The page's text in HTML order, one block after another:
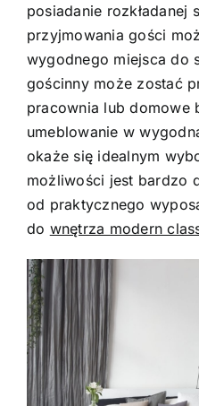
posiadanie rozkładanej
przyjmowania gości
wygodnego miejsca do
gościnny może zostać
pracownia lub domowe
umeblowanie w
okaże się idealnym
możliwości jest bardzo
od praktycznego
do wnętrza modern